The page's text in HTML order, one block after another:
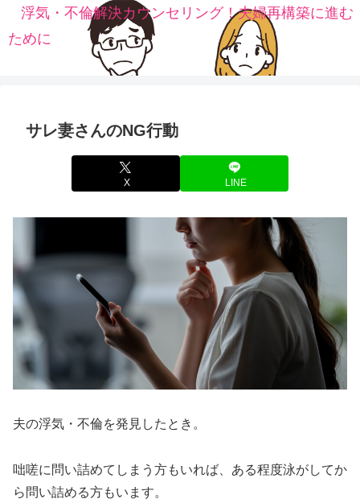
浮気・不倫解決カウンセリング！夫婦再構築に進む
ために
サレ妻さんのNG行動
X LINE
夫の浮気・不倫を発見したとき。
咄嗟に問い詰めてしまう方もいれば、ある程度泳がしてか
ら問い詰める方もいます。